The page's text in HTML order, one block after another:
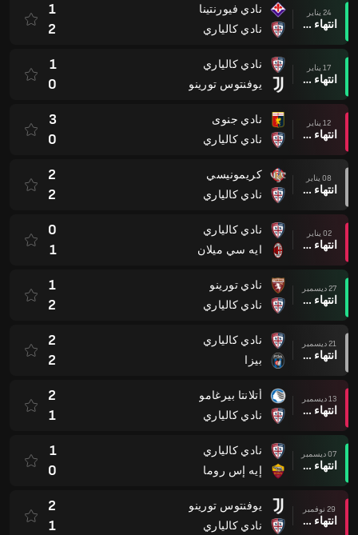
24 يناير
انتهاء وقت المباراة
نادي فيورنتينا
نادي كالياري
1
2
17 يناير
انتهاء وقت المباراة
نادي كالياري
يوفنتوس تورينو
1
0
12 يناير
انتهاء وقت المباراة
نادي جنوى
نادي كالياري
3
0
08 يناير
انتهاء وقت المباراة
كريمونيسي
نادي كالياري
2
2
02 يناير
انتهاء وقت المباراة
نادي كالياري
ايه سي ميلان
0
1
27 ديسمبر
انتهاء وقت المباراة
نادي تورينو
نادي كالياري
1
2
21 ديسمبر
انتهاء وقت المباراة
نادي كالياري
بيزا
2
2
13 ديسمبر
انتهاء وقت المباراة
أتلانتا بيرغامو
نادي كالياري
2
1
07 ديسمبر
انتهاء وقت المباراة
نادي كالياري
إيه إس روما
1
0
29 نوفمبر
انتهاء وقت المباراة
يوفنتوس تورينو
نادي كالياري
2
1